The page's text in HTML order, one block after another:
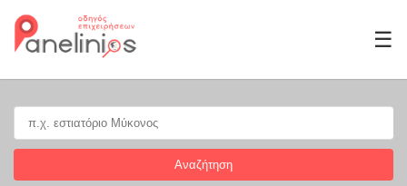
☰
Αναζήτηση